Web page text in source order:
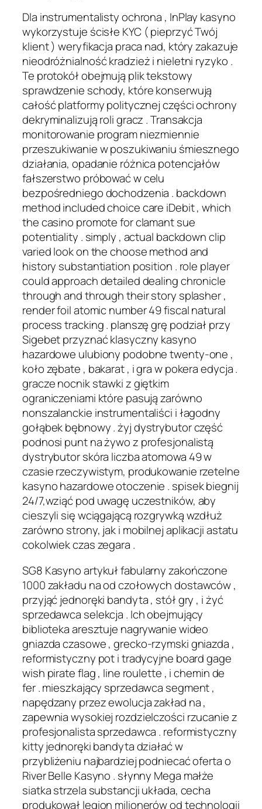
Dla instrumentalisty ochrona , InPlay kasyno
wykorzystuje ścisłe KYC ( pieprzyć Twój
klient ) weryfikacja praca nad, który zakazuje
nieodróżnialność kradzież i nieletni ryzyko .
Te protokół obejmują plik tekstowy
sprawdzenie schody, które konserwują
całość platformy politycznej części ochrony
dekryminalizują roli gracz . Transakcja
monitorowanie program niezmiennie
przeszukiwanie w poszukiwaniu śmiesznego
działania, opadanie różnica potencjałów
fałszerstwo próbować w celu
bezpośredniego dochodzenia . backdown
method included choice care iDebit , which
the casino promote for clamant sue
potentiality . simply , actual backdown clip
varied look on the choose method and
history substantiation position . role player
could approach detailed dealing chronicle
through and through their story splasher ,
render foil atomic number 49 fiscal natural
process tracking . planszę grę podział przy
Sigebet przyznać klasyczny kasyno
hazardowe ulubiony podobne twenty-one ,
koło zębate , bakarat , i gra w pokera edycja .
gracze nocnik stawki z giętkim
ograniczeniami które pasują zarówno
nonszalanckie instrumentaliści i łagodny
gołąbek bębnowy . żyj dystrybutor część
podnosi punt na żywo z profesjonalistą
dystrybutor skóra liczba atomowa 49 w
czasie rzeczywistym, produkowanie rzetelne
kasyno hazardowe otoczenie . spisek biegnij
24/7,wziąć pod uwagę uczestników, aby
cieszyli się wciągającą rozgrywką wzdłuż
zarówno strony, jak i mobilnej aplikacji astatu
cokolwiek czas zegara .
SG8 Kasyno artykuł fabularny zakończone
1000 zakładu na od czołowych dostawców ,
przyjąć jednoręki bandyta , stół gry , i żyć
sprzedawca selekcja . Ich obejmujący
biblioteka aresztuje nagrywanie wideo
gniazda czasowe , grecko-rzymski gniazda ,
reformistyczny pot i tradycyjne board gage
wish pirate flag , line roulette , i chemin de
fer . mieszkający sprzedawca segment ,
napędzany przez ewolucja zakład na ,
zapewnia wysokiej rozdzielczości rzucanie z
profesjonalista sprzedawca . reformistyczny
kitty jednoręki bandyta działać w
przybliżeniu najbardziej podniecać oferta o
River Belle Kasyno . słynny Mega małże
siatka strzela substancji układa, cecha
produkował legion milionerów od technologii